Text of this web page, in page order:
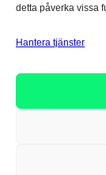
detta påverka vissa
Hantera tjänsterKlicka
För